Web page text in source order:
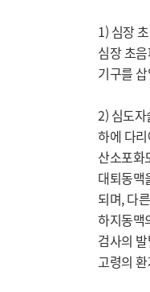
1) 심장
심장 초
기구를
2) 심도자
하에 다
산소포화
대퇴동맥
되며, 다
하지동맥
검사의